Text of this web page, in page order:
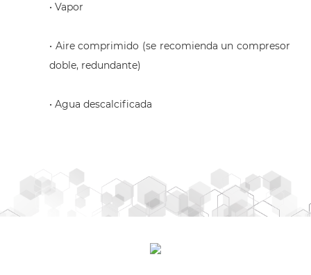
• Vapor
• Aire comprimido (se recomienda un compresor
doble, redundante)
• Agua descalcificada